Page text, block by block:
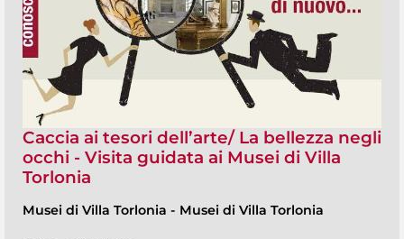
Caccia ai tesori dell’arte/ La bellezza negli
occhi - Visita guidata ai Musei di Villa
Torlonia
Musei di Villa Torlonia - Musei di Villa Torlonia